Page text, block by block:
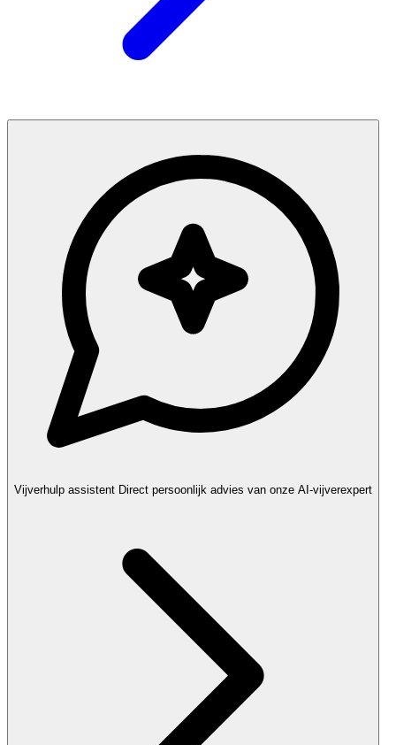
Vijverhulp assistent Direct persoonlijk advies van onze AI-vijverexpert